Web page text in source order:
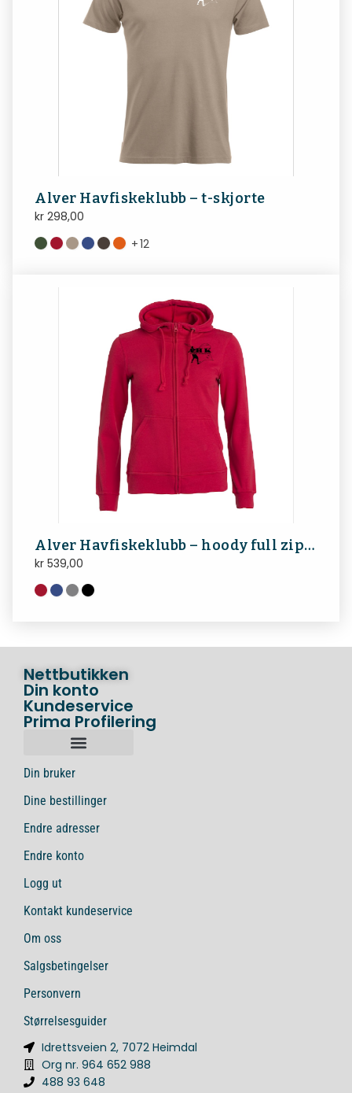
Alver Havfiskeklubb – t-skjorte
kr 298,00
+12
Alver Havfiskeklubb – hoody full zip dame
kr 539,00
Nettbutikken
Din konto
Kundeservice
Prima Profilering
Din bruker
Dine bestillinger
Endre adresser
Endre konto
Logg ut
Kontakt kundeservice
Om oss
Salgsbetingelser
Personvern
Størrelsesguider
Idrettsveien 2, 7072 Heimdal
Org nr. 964 652 988
488 93 648